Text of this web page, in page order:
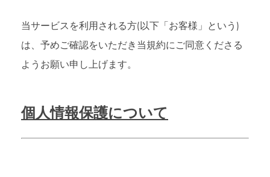
当サービスを利用される方(以下「お客様」という)
は、予めご確認をいただき当規約にご同意くださる
よ う お願い申し上げます。
個人情報保護について